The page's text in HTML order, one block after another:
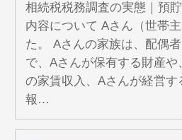
相続税税務調査の実態｜預
内容について Aさん（世帯
た。 Aさんの家族は、配偶
で、Aさんが保有する財産
の家賃収入、Aさんが経営す
報…